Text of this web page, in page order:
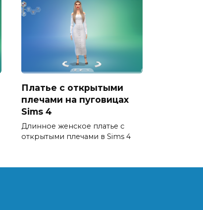
Платье с открытыми
плечами на пуговицах
Sims 4
Длинное женское платье с
открытыми плечами в Sims 4